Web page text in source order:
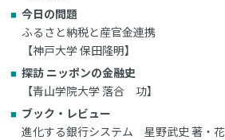
今日の問題
ふるさと納税と産官金連携
【神戸大学 保田隆明】
探訪 ニッポンの金融史
【青山学院大学 落合 功】
ブック・レビュー
進化する銀行システム 星野武史 著・